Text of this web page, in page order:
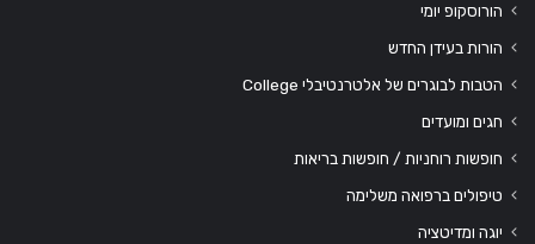
הורוסקופ יומי
הורות בעידן החדש
הטבות לבוגרים של אלטרנטיבלי College
חגים ומועדים
חופשות רוחניות / חופשות בריאות
טיפולים ברפואה משלימה
יוגה ומדיטציה